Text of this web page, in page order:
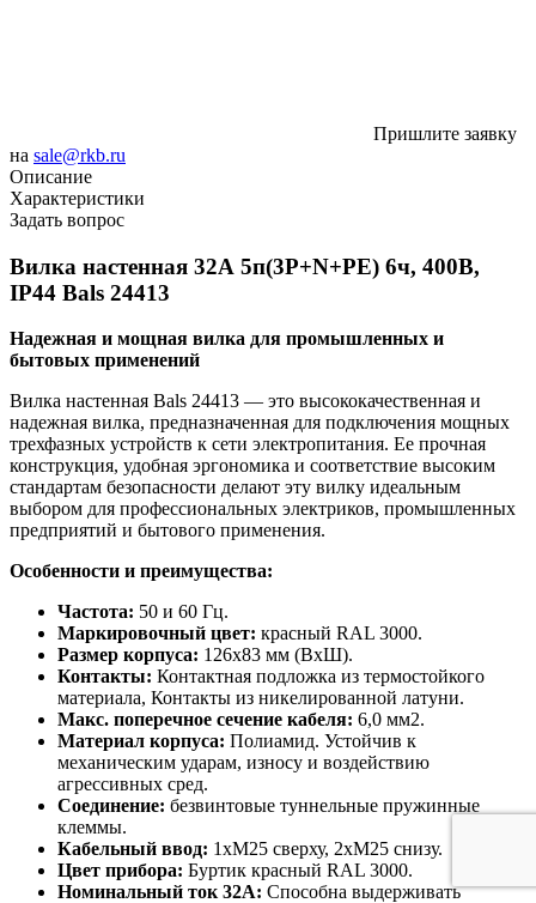
Пришлите заявку
на sale@rkb.ru
Описание
Характеристики
Задать вопрос
Вилка настенная 32А 5п(3P+N+PE) 6ч, 400В,
IP44 Bals 24413
Надежная и мощная вилка для промышленных и
бытовых применений
Вилка настенная Bals 24413 — это высококачественная и
надежная вилка, предназначенная для подключения мощных
трехфазных устройств к сети электропитания. Ее прочная
конструкция, удобная эргономика и соответствие высоким
стандартам безопасности делают эту вилку идеальным
выбором для профессиональных электриков, промышленных
предприятий и бытового применения.
Особенности и преимущества:
Частота: 50 и 60 Гц.
Маркировочный цвет: красный RAL 3000.
Размер корпуса: 126x83 мм (ВxШ).
Контакты: Контактная подложка из термостойкого
материала, Контакты из никелированной латуни.
Макс. поперечное сечение кабеля: 6,0 мм2.
Материал корпуса: Полиамид. Устойчив к
механическим ударам, износу и воздействию
агрессивных сред.
Соединение: безвинтовые туннельные пружинные
клеммы.
Кабельный ввод: 1xM25 сверху, 2xM25 снизу.
Цвет прибора: Буртик красный RAL 3000.
Номинальный ток 32А: Способна выдерживать